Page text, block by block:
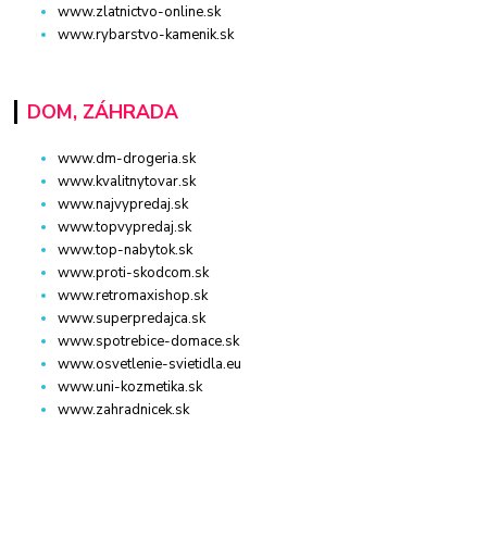
www.zlatnictvo-online.sk
www.rybarstvo-kamenik.sk
DOM, ZÁHRADA
www.dm-drogeria.sk
www.kvalitnytovar.sk
www.najvypredaj.sk
www.topvypredaj.sk
www.top-nabytok.sk
www.proti-skodcom.sk
www.retromaxishop.sk
www.superpredajca.sk
www.spotrebice-domace.sk
www.osvetlenie-svietidla.eu
www.uni-kozmetika.sk
www.zahradnicek.sk